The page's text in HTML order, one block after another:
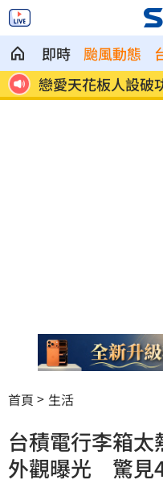
即時 颱風動態
遭
凌晨曬懷念照惹
首頁 生活
台積電行李箱
外觀曝光 驚見